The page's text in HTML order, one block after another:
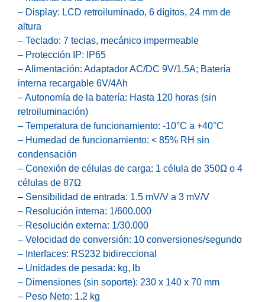
– Display: LCD retroiluminado, 6 dígitos, 24 mm de
altura
– Teclado: 7 teclas, mecánico impermeable
– Protección IP: IP65
– Alimentación: Adaptador AC/DC 9V/1.5A; Batería
interna recargable 6V/4Ah
– Autonomía de la batería: Hasta 120 horas (sin
retroiluminación)
– Temperatura de funcionamiento: -10°C a +40°C
– Humedad de funcionamiento: < 85% RH sin
condensación
– Conexión de células de carga: 1 célula de 350Ω o 4
células de 87Ω
– Sensibilidad de entrada: 1.5 mV/V a 3 mV/V
– Resolución interna: 1/600.000
– Resolución externa: 1/30.000
– Velocidad de conversión: 10 conversiones/segundo
– Interfaces: RS232 bidireccional
– Unidades de pesada: kg, lb
– Dimensiones (sin soporte): 230 x 140 x 70 mm
– Peso Neto: 1.2 kg